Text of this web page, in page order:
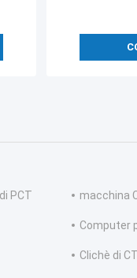
PCT macchina
Computer
Clichè di